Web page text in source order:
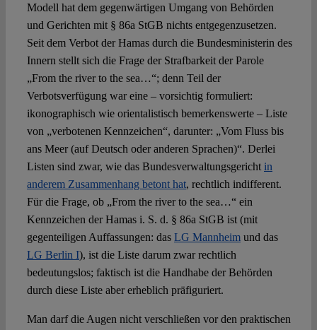
Modell hat dem gegenwärtigen Umgang von Behörden
und Gerichten mit § 86a StGB nichts entgegenzusetzen.
Seit dem Verbot der Hamas durch die Bundesministerin des
Innern stellt sich die Frage der Strafbarkeit der Parole
„From the river to the sea…“; denn Teil der
Verbotsverfügung war eine – vorsichtig formuliert:
ikonographisch wie orientalistisch bemerkenswerte – Liste
von „verbotenen Kennzeichen“, darunter: „Vom Fluss bis
ans Meer (auf Deutsch oder anderen Sprachen)“. Derlei
Listen sind zwar, wie das Bundesverwaltungsgericht in
anderem Zusammenhang betont hat, rechtlich indifferent.
Für die Frage, ob „From the river to the sea…“ ein
Kennzeichen der Hamas i. S. d. § 86a StGB ist (mit
gegenteiligen Auffassungen: das LG Mannheimund das
LG Berlin I), ist die Liste darum zwar rechtlich
bedeutungslos; faktisch ist die Handhabe der Behörden
durch diese Liste aber erheblich präfiguriert.
Man darf die Augen nicht verschließen vor den praktischen